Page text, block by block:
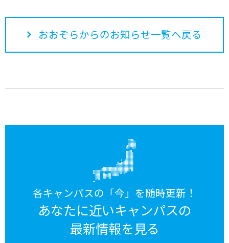
おおぞらからのお知らせ一覧へ戻る
各キャンパスの「今」を随時更新！
あなたに近いキャンパスの
最新情報を見る